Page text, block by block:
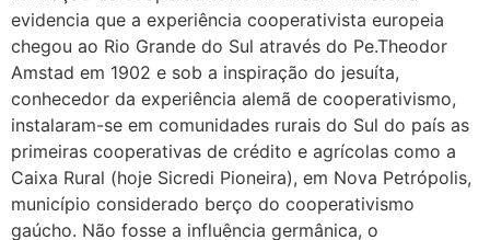
evidencia que a experiência cooperativista europeia
chegou ao Rio Grande do Sul através do Pe.Theodor
Amstad em 1902 e sob a inspiração do jesuíta,
conhecedor da experiência alemã de cooperativismo,
instalaram-se em comunidades rurais do Sul do país as
primeiras cooperativas de crédito e agrícolas como a
Caixa Rural (hoje Sicredi Pioneira), em Nova Petrópolis,
município considerado berço do cooperativismo
gaúcho. Não fosse a influência germânica, o